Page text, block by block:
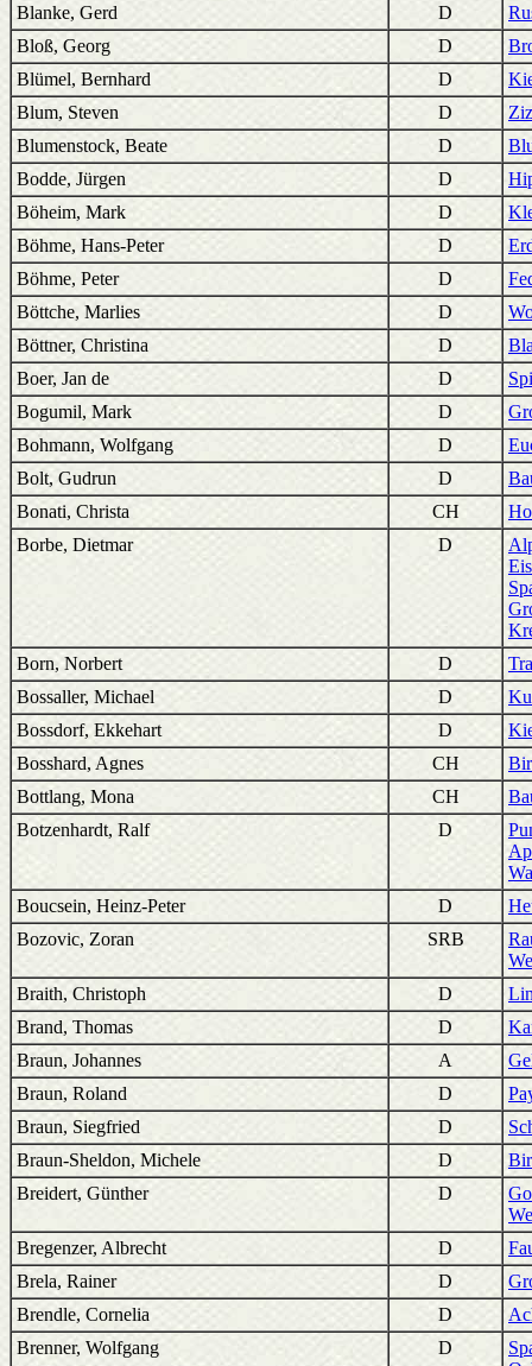
Blanke, Gerd
D
Bloß, Georg
D
Blümel, Bernhard
D
Blum, Steven
D
Blumenstock, Beate
D
Bodde, Jürgen
D
Böheim, Mark
D
Böhme, Hans-Peter
D
Böhme, Peter
D
Böttche, Marlies
D
Böttner, Christina
D
Boer, Jan de
D
Bogumil, Mark
D
Bohmann, Wolfgang
D
Bolt, Gudrun
D
Bonati, Christa
CH
Borbe, Dietmar
D
Born, Norbert
D
Bossaller, Michael
D
Bossdorf, Ekkehart
D
Bosshard, Agnes
CH
Bottlang, Mona
CH
Botzenhardt, Ralf
D
Boucsein, Heinz-Peter
D
Bozovic, Zoran
SRB
Braith, Christoph
D
Brand, Thomas
D
Braun, Johannes
A
Braun, Roland
D
Braun, Siegfried
D
Braun-Sheldon, Michele
D
Breidert, Günther
D
Bregenzer, Albrecht
D
Brela, Rainer
D
Brendle, Cornelia
D
Brenner, Wolfgang
D